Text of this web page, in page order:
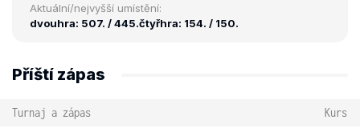
Aktuální/nejvyšší umístění:
dvouhra: 507. / 445.čtyřhra: 154. / 150.
Příští zápas
Turnaj a zápas Kurs